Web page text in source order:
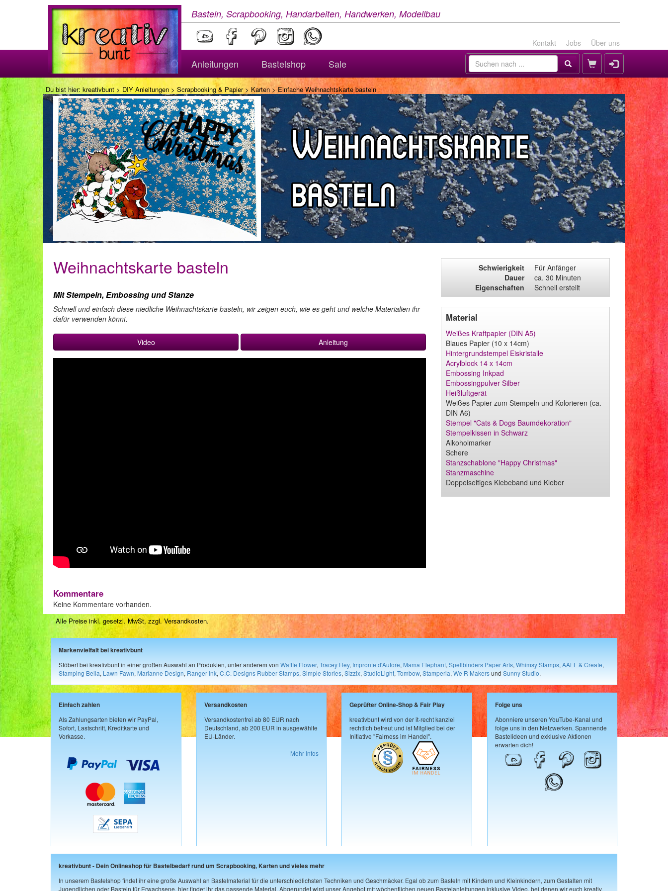
Basteln, Scrapbooking, Handarbeiten, Handwerken, Modellbau
Kontakt Jobs Über uns
Anleitungen Bastelshop Sale
Du bist hier: kreativbunt > DIY Anleitungen > Scrapbooking & Papier> Karten> Einfache Weihnachtskarte basteln
Weihnachtskarte basteln
Mit Stempeln, Embossing und Stanze
Schnell und einfach diese niedliche Weihnachtskarte basteln, wir zeigen euch, wie es geht und welche Materialien ihr
dafür verwenden könnt.
Video Anleitung
Kommentare
Keine Kommentare vorhanden.
Schwierigkeit
Für Anfänger
Dauer
ca. 30 Minuten
Eigenschaften
Schnell erstellt
Material
Weißes Kraftpapier (DIN A5)
Blaues Papier (10 x 14cm)
Hintergrundstempel Eiskristalle
Acrylblock 14 x 14cm
Embossing Inkpad
Embossingpulver Silber
Heißluftgerät
Weißes Papier zum Stempeln und Kolorieren (ca.
DIN A6)
Stempel "Cats & Dogs Baumdekoration"
Stempelkissen in Schwarz
Alkoholmarker
Schere
Stanzschablone "Happy Christmas"
Stanzmaschine
Doppelseitiges Klebeband und Kleber
Alle Preise inkl. gesetzl. MwSt, zzgl.Versandkosten.
Markenvielfalt bei kreativbunt
Stöbert bei kreativbunt in einer großen Auswahl an Produkten, unter anderem von Waffle Flower, Tracey Hey, Impronte d'Autore, Mama Elephant, Spellbinders Paper Arts, Whimsy Stamps, AALL & Create,
Stamping Bella, Lawn Fawn, Marianne Design, Ranger Ink, C.C. Designs Rubber Stamps, Simple Stories, Sizzix, StudioLight, Tombow, Stamperia, We R Makersund Sunny Studio.
Einfach zahlen
Als Zahlungsarten bieten wir PayPal,
Sofort, Lastschrift, Kreditkarte und
Vorkasse.
Versandkosten
Versandkostenfrei ab 80 EUR nach
Deutschland, ab 200 EUR in ausgewählte
EU-Länder.
Mehr Infos
Geprüfter Online-Shop & Fair Play
kreativbunt wird von der it-recht kanzlei
rechtlich betreut und ist Mitglied bei der
Initiative "Fairness im Handel".
Folge uns
Abonniere unseren YouTube-Kanal und
folge uns in den Netzwerken. Spannende
Bastelideen und exklusive Aktionen
erwarten dich!
kreativbunt - Dein Onlineshop für Bastelbedarf rund um Scrapbooking, Karten und vieles mehr
In unserem Bastelshop findet ihr eine große Auswahl an Bastelmaterial für die unterschiedlichsten Techniken und Geschmäcker. Egal ob zum Basteln mit Kindern und Kleinkindern, zum Gestalten mit
Jugendlichen oder Basteln für Erwachsene, hier findet ihr das passende Material. Abgerundet wird unser Angebot mit wöchentlichen neuen Bastelanleitungen inklusive Video, bei denen wir euch kreativ